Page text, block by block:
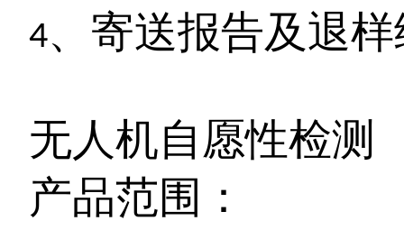
4、寄送报告及退
无人机自愿性检测
产品范围：